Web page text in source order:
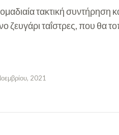
τακτική συντήρηση
ταΐστρες, που θα
2021